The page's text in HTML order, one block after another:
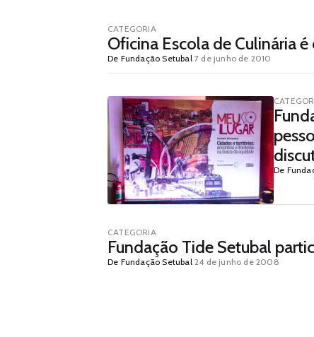
CATEGORIA
Oficina Escola de Culinária
De Fundação Setubal7 de junho de 2010
De
CATEGORIA
Fundação Tide Setubal
De Fundação Setubal24 de junho de 2008